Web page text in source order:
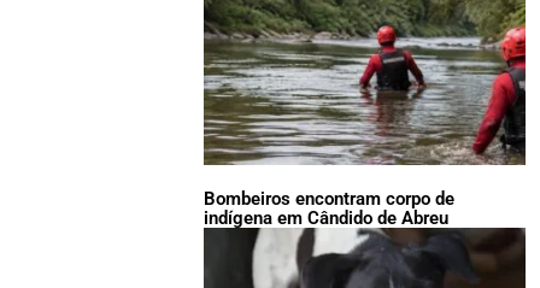
Bombeiros encontram corpo de
indígena em Cândido de Abreu